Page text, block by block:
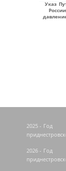
Указ
2025 - Год
2026 - Год